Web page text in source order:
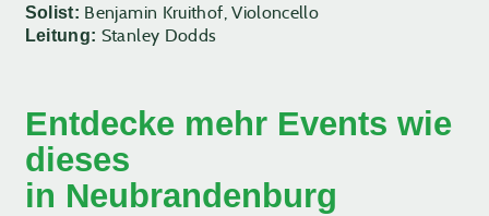
Solist: Benjamin Kruithof, Violoncello
Leitung: Stanley Dodds
Entdecke mehr Events wie
dieses
in Neubrandenburg